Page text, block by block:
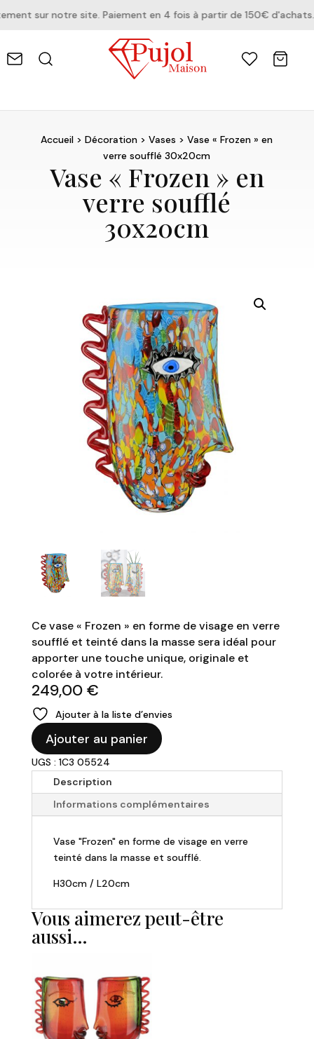
sur notre site. Paiement en 4 fois à partir de 150€ d'achats.
Accueil >Décoration >Vases > Vase « Frozen » en
verre soufflé 30x20cm
Vase « Frozen » en
verre soufflé
30x20cm
Ce vase « Frozen » en forme de visage en verre
soufflé et teinté dans la masse sera idéal pour
apporter une touche unique, originale et
colorée à votre intérieur.
249,00 €
Ajouter à la liste d’envies
quantité
de
Vase
"Frozen"
en
verre
30x20cm
Ajouter au panier
UGS : 1C3 05524
Description
Informations complémentaires
Vase "Frozen" en forme de visage en verre
teinté dans la masse et soufflé.
H30cm / L20cm
Vous aimerez peut-être
aussi…